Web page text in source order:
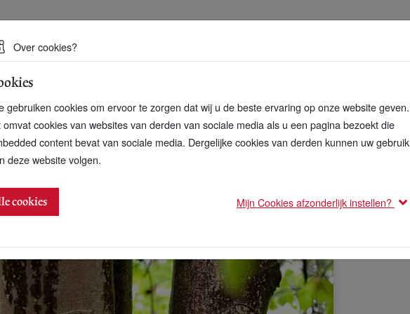
duurzame toekomst
meer waard
Over cookies?
gebruiken cookies om ervoor te zorgen dat wij u de beste ervaring op onze website geven.
omvat cookies van websites van derden van sociale media als u een pagina bezoekt die
content bevat van sociale media. Dergelijke cookies van derden kunnen uw gebruik
deze website volgen.
cookies Mijn Cookies afzonderlijk instellen?